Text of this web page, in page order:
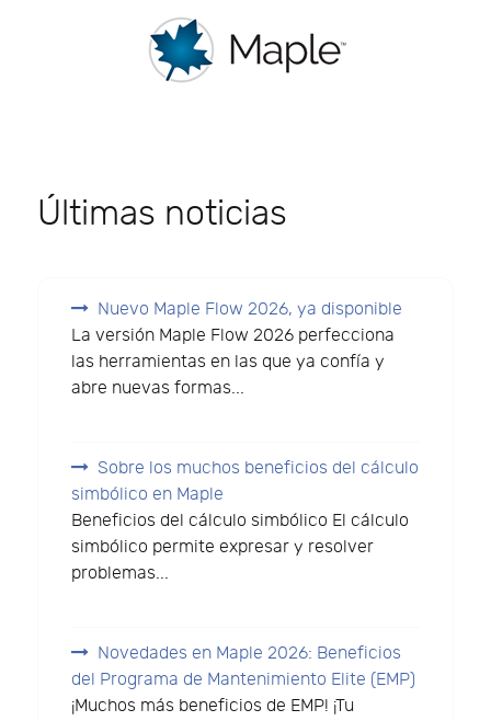
Últimas noticias
Nuevo Maple Flow 2026, ya disponible
La versión Maple Flow 2026 perfecciona
las herramientas en las que ya confía y
abre nuevas formas...
Sobre los muchos beneficios del cálculo
simbólico en Maple
Beneficios del cálculo simbólico El cálculo
simbólico permite expresar y resolver
problemas...
Novedades en Maple 2026: Beneficios
del Programa de Mantenimiento Elite (EMP)
¡Muchos más beneficios de EMP! ¡Tu